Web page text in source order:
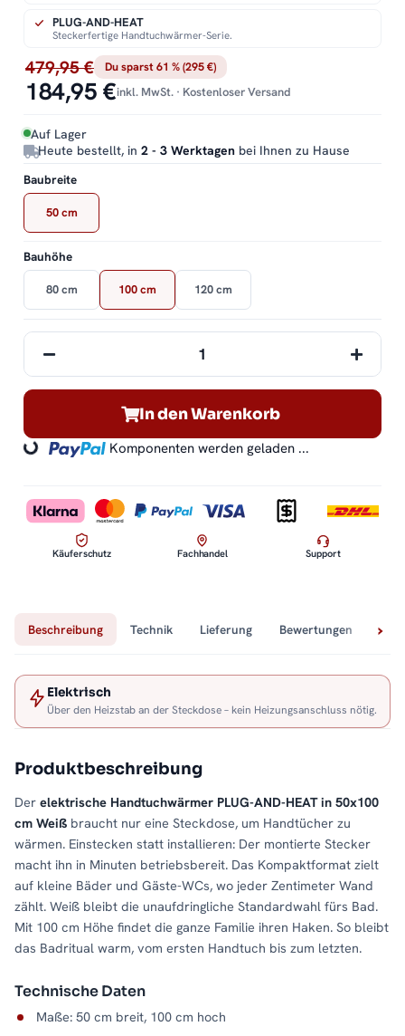
479,95 € Du sparst 61 % (295 €)
184,95 €inkl. MwSt. · Kostenloser Versand
Auf Lager
Heute bestellt, in 2 - 3 Werktagen bei Ihnen zu Hause
PLUG-AND-HEAT
Steckerfertige Handtuchwärmer-Serie.
Baubreite
50 cm
Bauhöhe
80 cm 100 cm 120 cm
In den Warenkorb
Loading... Komponenten werden geladen ...
Käuferschutz Fachhandel Support
Beschreibung Technik Lieferung Bewertungen
Elektrisch
Über den Heizstab an der Steckdose – kein Heizungsanschluss nötig.
Produktbeschreibung
Der elektrische Handtuchwärmer PLUG-AND-HEAT in 50x100
cm Weiß braucht nur eine Steckdose, um Handtücher zu
wärmen. Einstecken statt installieren: Der montierte Stecker
macht ihn in Minuten betriebsbereit. Das Kompaktformat zielt
auf kleine Bäder und Gäste-WCs, wo jeder Zentimeter Wand
zählt. Weiß bleibt die unaufdringliche Standardwahl fürs Bad.
Mit 100 cm Höhe findet die ganze Familie ihren Haken. So bleibt
das Badritual warm, vom ersten Handtuch bis zum letzten.
Technische Daten
Maße: 50 cm breit, 100 cm hoch